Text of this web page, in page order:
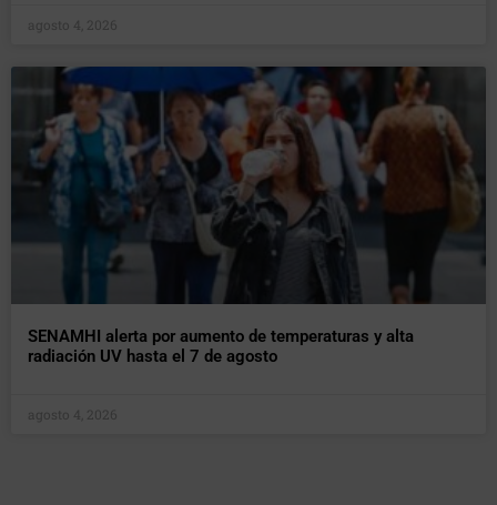
agosto 4, 2026
SENAMHI alerta por aumento de temperaturas y alta
radiación UV hasta el 7 de agosto
agosto 4, 2026